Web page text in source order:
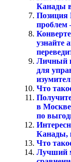
Канады
Позиция
проблем
узнайте
Личный
для
Что
в
по
Канады,
Что
Лучший